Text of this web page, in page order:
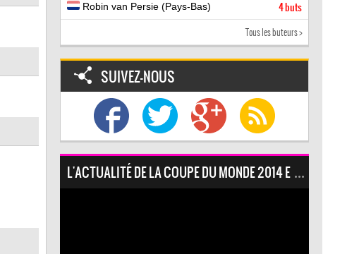
Robin van Persie (Pays-Bas) 4 buts
Tous les buteurs >
SUIVEZ-NOUS
L'ACTUALITÉ DE LA COUPE DU MONDE 2014 EN VIDÉO :